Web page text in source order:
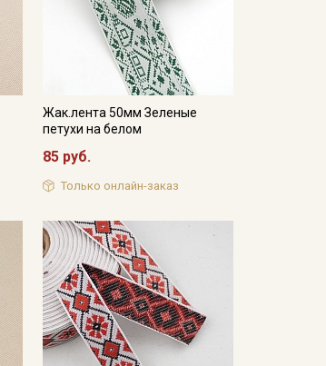
Жак.лента 50мм Зеленые
петухи на белом
85 руб.
Только онлайн-заказ